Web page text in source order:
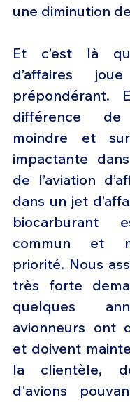
une diminution
Et c’est là
d’affaires
prépondérant.
différence
moindre et
impactante
de l’aviation
dans un jet
biocarburant
commun et
priorité. Nous
très forte
quelques
avionneurs ont
et doivent
la clientèle,
d'avions